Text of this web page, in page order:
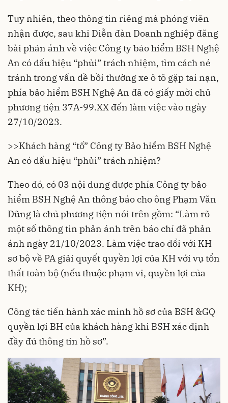
Tuy nhiên, theo thông tin riêng mà phóng viên
nhận được, sau khi Diễn đàn Doanh nghiệp đăng
bài phản ánh về việc Công ty bảo hiểm BSH Nghệ
An có dấu hiệu “phủi” trách nhiệm, tìm cách né
tránh trong vấn đề bồi thường xe ô tô gặp tai nạn,
phía bảo hiểm BSH Nghệ An đã có giấy mời chủ
phương tiện 37A-99.XX đến làm việc vào ngày
27/10/2023.
>>Khách hàng “tố” Công ty Bảo hiểm BSH Nghệ
An có dấu hiệu “phủi” trách nhiệm?
Theo đó, có 03 nội dung được phía Công ty bảo
hiểm BSH Nghệ An thông báo cho ông Phạm Văn
Dũng là chủ phương tiện nói trên gồm: “Làm rõ
một số thông tin phản ánh trên báo chí đã phản
ánh ngày 21/10/2023. Làm việc trao đổi với KH
sơ bộ về PA giải quyết quyền lợi của KH với vụ tổn
thất toàn bộ (nếu thuộc phạm vi, quyền lợi của
KH);
Công tác tiến hành xác minh hồ sơ của BSH &GQ
quyền lợi BH của khách hàng khi BSH xác định
đầy đủ thông tin hồ sơ”.